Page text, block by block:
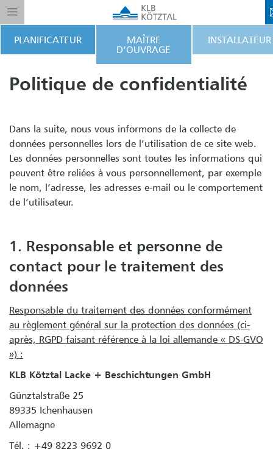
PLANIFICATEUR
MAÎTRE
D’OUVRAGE
INSTALLATEUR
Politique de confidentialité
Dans la suite, nous vous informons de la collecte de
données personnelles lors de l’utilisation de ce site web.
Les données personnelles sont toutes les informations qui
peuvent être reliées à vous personnellement, par exemple
le nom, l’adresse, les adresses e-mail ou le comportement
de l’utilisateur.
1. Responsable et personne de
contact pour le traitement des
données
Responsable du traitement des données conformément
au règlement général sur la protection des données (ci-
après, RGPD faisant référence à la loi allemande « DS-GVO
») :
KLB Kötztal Lacke + Beschichtungen GmbH
Günztalstraße 25
89335 Ichenhausen
Allemagne
Tél. : +49 8223 9692 0